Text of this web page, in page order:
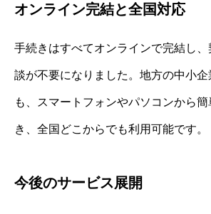
オンライン完結と全国対応
手続きはすべてオンラインで完結し
談が不要になりました。地方の中小
も、スマートフォンやパソコンから
き、全国どこからでも利用可能です。
今後のサービス展開